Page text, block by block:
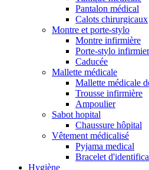
Pantalon médical
Calots chirurgicaux
Montre et porte-stylo
Montre infirmière
Porte-stylo infirmier
Caducée
Mallette médicale
Mallette médicale
Trousse infirmière
Ampoulier
Sabot hopital
Chaussure hôpital
Vêtement médicalisé
Pyjama medical
Bracelet
Hygiène